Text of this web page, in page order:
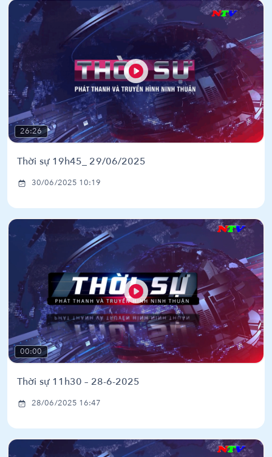
26:26
Thời sự 19h45_ 29/06/2025
30/06/2025 10:19
00:00
Thời sự 11h30 – 28-6-2025
28/06/2025 16:47